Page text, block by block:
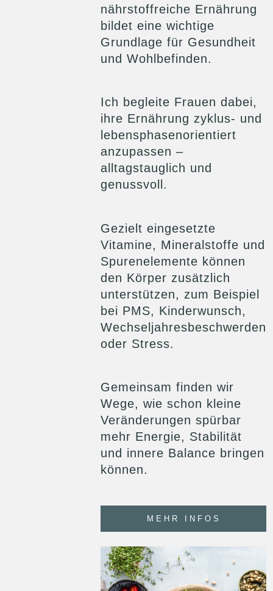
nährstoffreiche Ernährung
bildet eine wichtige
Grundlage für Gesundheit
und Wohlbefinden.
Ich begleite Frauen dabei,
ihre Ernährung zyklus- und
lebensphasenorientiert
anzupassen –
alltagstauglich und
genussvoll.
Gezielt eingesetzte
Vitamine, Mineralstoffe und
Spurenelemente können
den Körper zusätzlich
unterstützen, zum Beispiel
bei PMS, Kinderwunsch,
Wechseljahresbeschwerden
oder Stress.
Gemeinsam finden wir
Wege, wie schon kleine
Veränderungen spürbar
mehr Energie, Stabilität
und innere Balance bringen
können.
MEHR INFOS